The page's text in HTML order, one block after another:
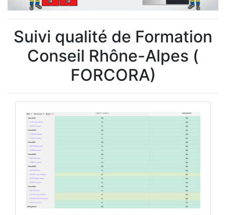
Previous
Suivi qualité de Formation
Conseil Rhône-Alpes (
FORCORA)